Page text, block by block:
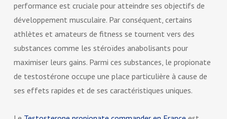
performance est cruciale pour atteindre ses objectifs de
développement musculaire. Par conséquent, certains
athlètes et amateurs de fitness se tournent vers des
substances comme les stéroïdes anabolisants pour
maximiser leurs gains. Parmi ces substances, le propionate
de testostérone occupe une place particulière à cause de
ses effets rapides et de ses caractéristiques uniques.